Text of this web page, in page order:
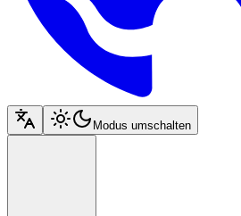
Modus umschalten